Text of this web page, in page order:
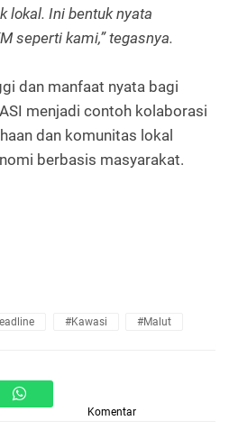
lokal. Ini bentuk nyata
seperti kami,” tegasnya.
dan manfaat nyata bagi
menjadi contoh kolaborasi
dan komunitas lokal
berbasis masyarakat.
#Kawasi #Malut
Komentar